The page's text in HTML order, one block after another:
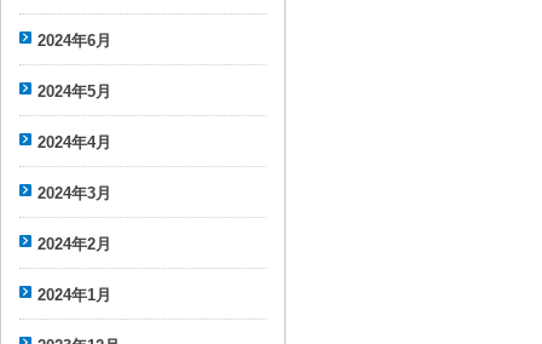
2024年6月
2024年5月
2024年4月
2024年3月
2024年2月
2024年1月